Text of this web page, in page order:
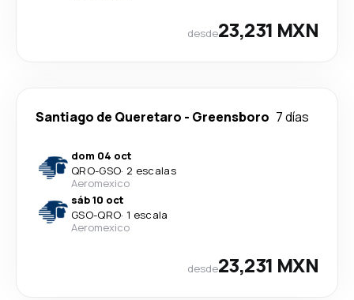
desde23,231 MXN
Santiago de Queretaro - Greensboro 7 días
dom 04 oct
QRO-GSO· 2 escalas
Aeromexico
sáb 10 oct
GSO-QRO· 1 escala
Aeromexico
desde23,231 MXN